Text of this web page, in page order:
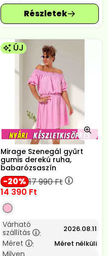
ÚJ
Mirage Szenegál gyűrt
gumis derekú ruha,
babarózsaszín
20 17 990Ft
14 390 Ft
Várható
szállítás
: 2026.08.11
Méret : Méret nélküli
Milyen